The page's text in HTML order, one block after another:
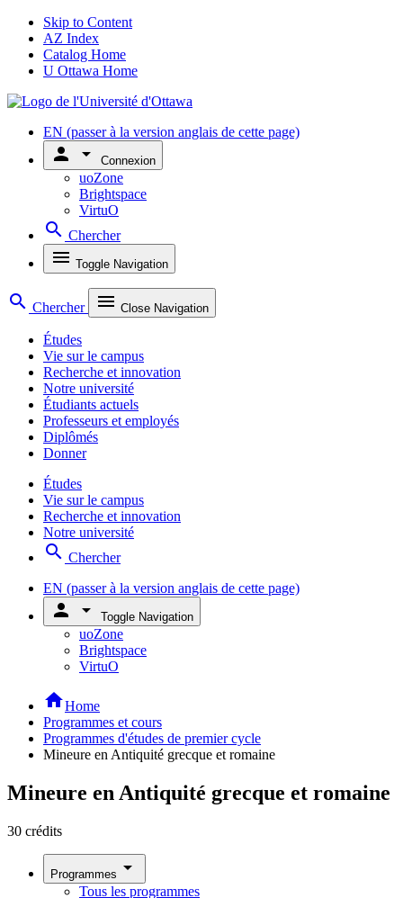
Skip to Content
AZ Index
Catalog Home
U Ottawa Home
EN (passer à la version anglais de cette page)
person arrow_drop_down Connexion
uoZone
Brightspace
VirtuO
search Chercher
menu Toggle Navigation
search Chercher menu Close Navigation
Études
Vie sur le campus
Recherche et innovation
Notre université
Étudiants actuels
Professeurs et employés
Diplômés
Donner
Études
Vie sur le campus
Recherche et innovation
Notre université
search Chercher
EN (passer à la version anglais de cette page)
person arrow_drop_down Toggle Navigation
uoZone
Brightspace
VirtuO
homeHome
Programmes et cours
Programmes d'études de premier cycle
Mineure en Antiquité grecque et romaine
Mineure en Antiquité grecque et romaine
30 crédits
Programmes arrow_drop_down
Tous les programmes